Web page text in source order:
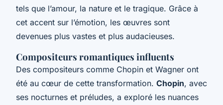
tels que l’amour, la nature et le tragique. Grâce à
cet accent sur l’émotion, les œuvres sont
devenues plus vastes et plus audacieuses.
Compositeurs romantiques influents
Des compositeurs comme Chopin et Wagner ont
été au cœur de cette transformation. Chopin, avec
ses nocturnes et préludes, a exploré les nuances